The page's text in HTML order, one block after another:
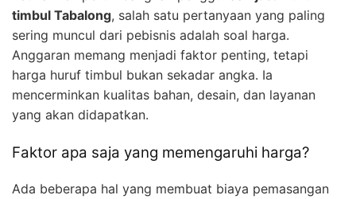
timbul Tabalong, salah satu pertanyaan yang paling
sering muncul dari pebisnis adalah soal harga.
Anggaran memang menjadi faktor penting, tetapi
harga huruf timbul bukan sekadar angka. Ia
mencerminkan kualitas bahan, desain, dan layanan
yang akan didapatkan.
Faktor apa saja yang memengaruhi harga?
Ada beberapa hal yang membuat biaya pemasangan